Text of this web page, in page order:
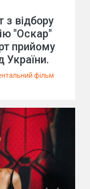
з відбору
"Оскар"
прийому
України.
фільм